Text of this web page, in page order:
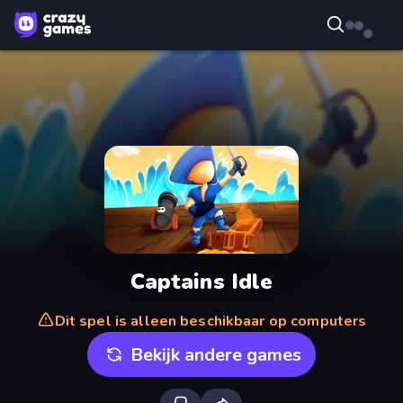
Captains Idle
Dit spel is alleen beschikbaar op computers
Bekijk andere games